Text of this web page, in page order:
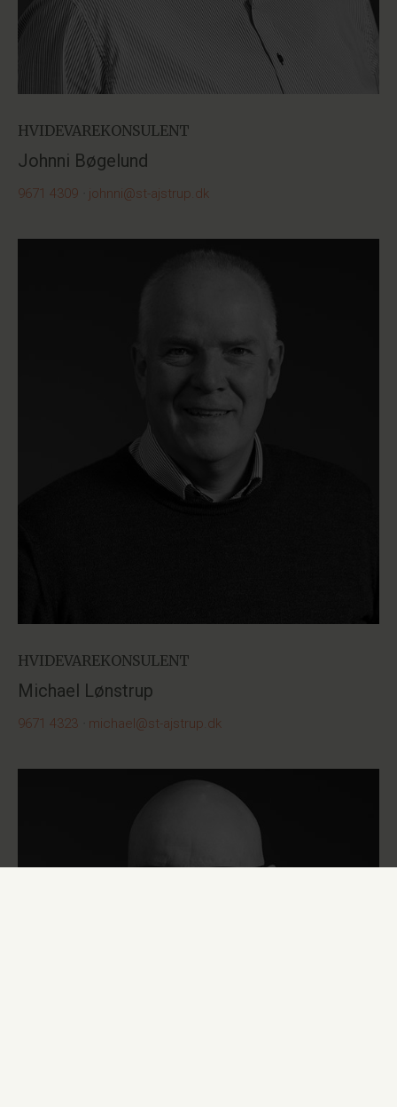
HVIDEVAREKONSULENT
Johnni Bøgelund
9671 4309 johnni@st-ajstrup.dk
HVIDEVAREKONSULENT
Michael Lønstrup
9671 4323 michael@st-ajstrup.dk